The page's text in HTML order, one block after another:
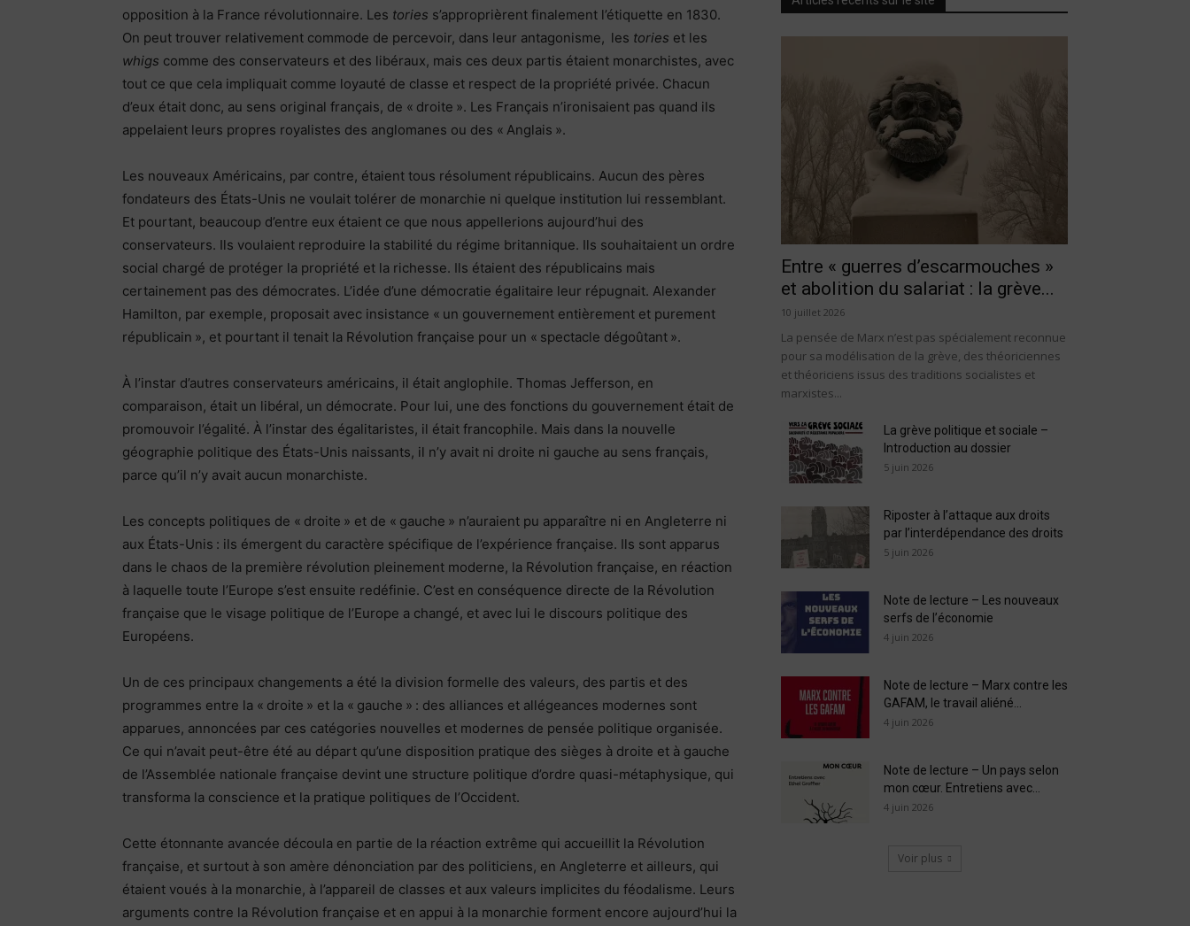
opposition à la France révolutionnaire. Les tories s’approprièrent finalement l’étiquette en 1830.
On peut trouver relativement commode de percevoir, dans leur antagonisme, les tories et les
whigs comme des conservateurs et des libéraux, mais ces deux partis étaient monarchistes, avec
tout ce que cela impliquait comme loyauté de classe et respect de la propriété privée. Chacun
d’eux était donc, au sens original français, de « droite ». Les Français n’ironisaient pas quand ils
appelaient leurs propres royalistes des anglomanes ou des « Anglais ».
Les nouveaux Américains, par contre, étaient tous résolument républicains. Aucun des pères
fondateurs des États-Unis ne voulait tolérer de monarchie ni quelque institution lui ressemblant.
Et pourtant, beaucoup d’entre eux étaient ce que nous appellerions aujourd’hui des
conservateurs. Ils voulaient reproduire la stabilité du régime britannique. Ils souhaitaient un ordre
social chargé de protéger la propriété et la richesse. Ils étaient des républicains mais
certainement pas des démocrates. L’idée d’une démocratie égalitaire leur répugnait. Alexander
Hamilton, par exemple, proposait avec insistance « un gouvernement entièrement et purement
républicain », et pourtant il tenait la Révolution française pour un « spectacle dégoûtant ».
À l’instar d’autres conservateurs américains, il était anglophile. Thomas Jefferson, en
comparaison, était un libéral, un démocrate. Pour lui, une des fonctions du gouvernement était de
promouvoir l’égalité. À l’instar des égalitaristes, il était francophile. Mais dans la nouvelle
géographie politique des États-Unis naissants, il n’y avait ni droite ni gauche au sens français,
parce qu’il n’y avait aucun monarchiste.
Les concepts politiques de « droite » et de « gauche » n’auraient pu apparaître ni en Angleterre ni
aux États-Unis : ils émergent du caractère spécifique de l’expérience française. Ils sont apparus
dans le chaos de la première révolution pleinement moderne, la Révolution française, en réaction
à laquelle toute l’Europe s’est ensuite redéfinie. C’est en conséquence directe de la Révolution
française que le visage politique de l’Europe a changé, et avec lui le discours politique des
Européens.
Un de ces principaux changements a été la division formelle des valeurs, des partis et des
programmes entre la « droite » et la « gauche » : des alliances et allégeances modernes sont
apparues, annoncées par ces catégories nouvelles et modernes de pensée politique organisée.
Ce qui n’avait peut-être été au départ qu’une disposition pratique des sièges à droite et à gauche
de l’Assemblée nationale française devint une structure politique d’ordre quasi-métaphysique, qui
transforma la conscience et la pratique politiques de l’Occident.
Cette étonnante avancée découla en partie de la réaction extrême qui accueillit la Révolution
française, et surtout à son amère dénonciation par des politiciens, en Angleterre et ailleurs, qui
étaient voués à la monarchie, à l’appareil de classes et aux valeurs implicites du féodalisme. Leurs
arguments contre la Révolution française et en appui à la monarchie forment encore aujourd’hui la
Entre « guerres d’escarmouches »
et abolition du salariat : la grève...
10 juillet 2026
La pensée de Marx n’est pas spécialement reconnue
pour sa modélisation de la grève, des théoriciennes
et théoriciens issus des traditions socialistes et
marxistes...
La grève politique et sociale –
Introduction au dossier
5 juin 2026
Riposter à l’attaque aux droits
par l’interdépendance des droits
5 juin 2026
Note de lecture – Les nouveaux
serfs de l’économie
4 juin 2026
Note de lecture – Marx contre les
GAFAM, le travail aliéné...
4 juin 2026
Note de lecture – Un pays selon
mon cœur. Entretiens avec...
4 juin 2026
Voir plus